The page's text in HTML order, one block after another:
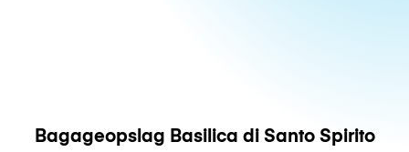
Bagageopslag Basilica di Santo Spirito